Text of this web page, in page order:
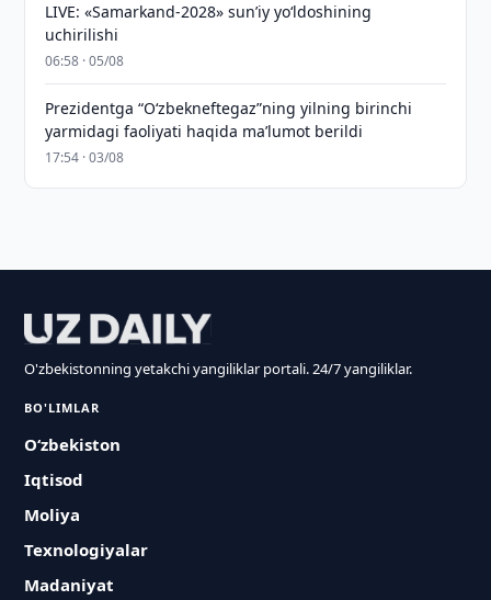
LIVE: «Samarkand-2028» sun’iy yo‘ldoshining
uchirilishi
06:58 · 05/08
Prezidentga “Oʻzbekneftegaz”ning yilning birinchi
yarmidagi faoliyati haqida maʼlumot berildi
17:54 · 03/08
O'zbekistonning yetakchi yangiliklar portali. 24/7 yangiliklar.
BO'LIMLAR
O‘zbekiston
Iqtisod
Moliya
Texnologiyalar
Madaniyat